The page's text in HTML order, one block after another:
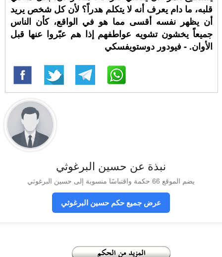
قلبه، ما دام يعرف أنه لا يتكلم هدراً؟ لأن كل شخص يريد
أن يظهر نفسه أقسى مما هو في الواقع، كأن الناس
جميعاً يخشون تشويه عواطفهم إذا هم عبّروا عنها قبل
الأوان. - فيودور دوستويفسكي
نبذة عن حسين البرغوثي
يضم الموقع 66 حكمة واقتباسًا منسوبة إلى حسين البرغوثي
عرض جميع حكم حسين البرغوثي